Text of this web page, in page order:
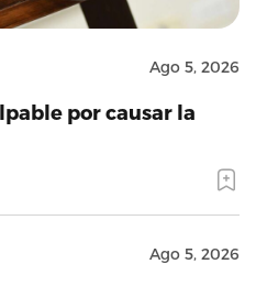
Ago 5, 2026
por causar la
Ago 5, 2026